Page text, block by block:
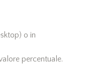
o in
percentuale.